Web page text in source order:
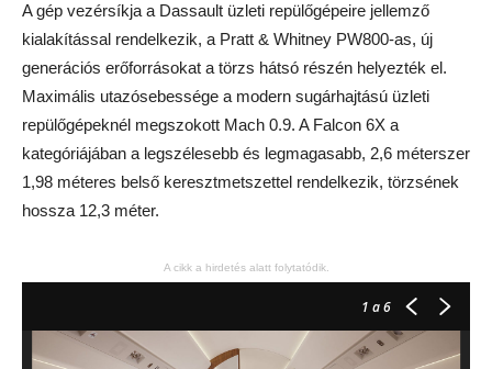
A gép vezérsíkja a Dassault üzleti repülőgépeire jellemző
kialakítással rendelkezik, a Pratt & Whitney PW800-as, új
generációs erőforrásokat a törzs hátsó részén helyezték el.
Maximális utazósebessége a modern sugárhajtású üzleti
repülőgépeknél megszokott Mach 0.9. A Falcon 6X a
kategóriájában a legszélesebb és legmagasabb, 2,6 méterszer
1,98 méteres belső keresztmetszettel rendelkezik, törzsének
hossza 12,3 méter.
A cikk a hirdetés alatt folytatódik.
1 a 6